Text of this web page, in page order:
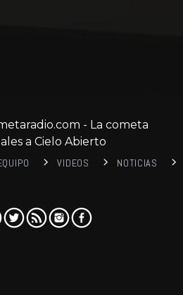
- La cometa
a Cielo Abierto
VIDEOS
NOTICIAS